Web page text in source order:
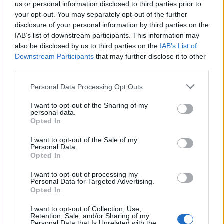
us or personal information disclosed to third parties prior to
your opt-out. You may separately opt-out of the further
disclosure of your personal information by third parties on the
IAB’s list of downstream participants. This information may
also be disclosed by us to third parties on the IAB’s List of
Downstream Participants that may further disclose it to other
Personal Data Processing Opt Outs
I want to opt-out of the Sharing of my
personal data.
Opted In
I want to opt-out of the Sale of my
Personal Data.
Opted In
I want to opt-out of processing my
Personal Data for Targeted Advertising.
Opted In
I want to opt-out of Collection, Use,
Retention, Sale, and/or Sharing of my
Edellinen artikkeli
Lukas Reichel iski uransa
avausmaalin NHL:ssä tyylillä –
laukoi kiekon verkkoon
jalkojensa välistä
Seuraava artikkeli
ulos pudotuspeleistä?
LIITTYVÄT ARTIKKELIT LISÄÄ TEKIJÄLTÄ
Leijonat julkisti ketjut Sveitsi-peliin –
Aleksander Barkov tekee paluun